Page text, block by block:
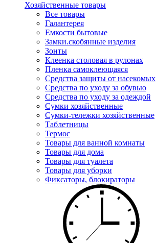
Хозяйственные товары
Все товары
Галантерея
Емкости бытовые
Замки.скобянные изделия
Зонты
Клеенка столовая в рулонах
Пленка самоклеющаяся
Средства защиты от насекомых
Средства по уходу за обувью
Средства по уходу за одеждой
Сумки хозяйственные
Сумки-тележки хозяйственные
Таблетницы
Термос
Товары для ванной комнаты
Товары для дома
Товары для туалета
Товары для уборки
Фиксаторы, блокираторы